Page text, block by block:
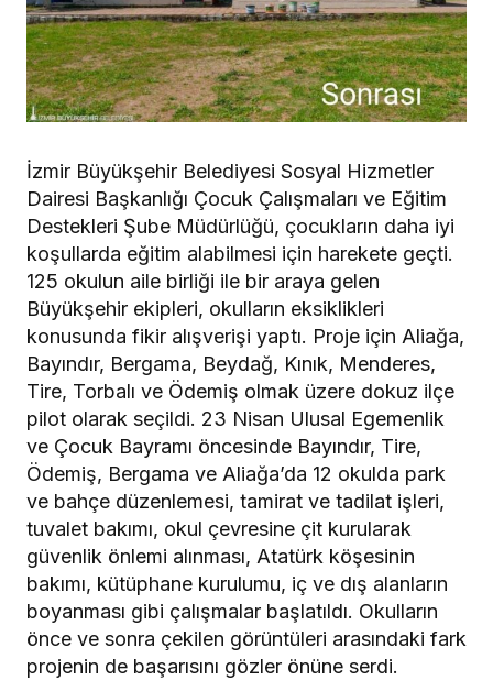
İzmir Büyükşehir Belediyesi Sosyal Hizmetler
Dairesi Başkanlığı Çocuk Çalışmaları ve Eğitim
Destekleri Şube Müdürlüğü, çocukların daha iyi
koşullarda eğitim alabilmesi için harekete geçti.
125 okulun aile birliği ile bir araya gelen
Büyükşehir ekipleri, okulların eksiklikleri
konusunda fikir alışverişi yaptı. Proje için Aliağa,
Bayındır, Bergama, Beydağ, Kınık, Menderes,
Tire, Torbalı ve Ödemiş olmak üzere dokuz ilçe
pilot olarak seçildi. 23 Nisan Ulusal Egemenlik
ve Çocuk Bayramı öncesinde Bayındır, Tire,
Ödemiş, Bergama ve Aliağa’da 12 okulda park
ve bahçe düzenlemesi, tamirat ve tadilat işleri,
tuvalet bakımı, okul çevresine çit kurularak
güvenlik önlemi alınması, Atatürk köşesinin
bakımı, kütüphane kurulumu, iç ve dış alanların
boyanması gibi çalışmalar başlatıldı. Okulların
önce ve sonra çekilen görüntüleri arasındaki fark
projenin de başarısını gözler önüne serdi.